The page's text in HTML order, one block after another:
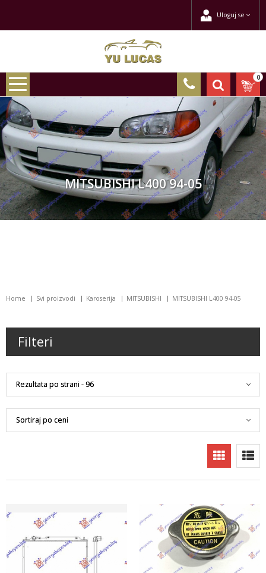
Uloguj se
0
MITSUBISHI L400 94-05
Home Svi proizvodi Karoserija MITSUBISHI MITSUBISHI L400 94-05
Filteri